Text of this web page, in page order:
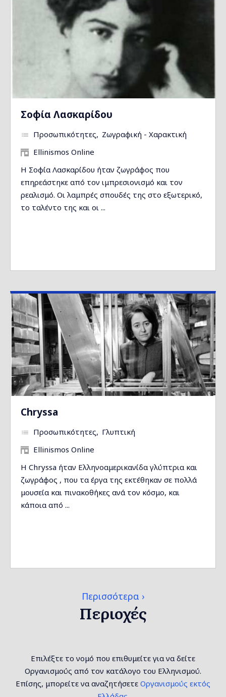
Σοφία Λασκαρίδου
Προσωπικότητες
Ζωγραφική - Χαρακτική
Ellinismos Online
Η Σοφία Λασκαρίδου ήταν ζωγράφος που
επηρεάστηκε από τον ιμπρεσιονισμό και τον
ρεαλισμό. Οι λαμπρές σπουδές της στο εξωτερικό,
το ταλέντο της και οι ...
Chryssa
Προσωπικότητες
Γλυπτική
Ellinismos Online
H Chryssa ήταν Ελληνοαμερικανίδα γλύπτρια και
ζωγράφος , που τα έργα της εκτέθηκαν σε πολλά
μουσεία και πινακοθήκες ανά τον κόσμο, και
κάποια από ...
Περισσότερα
Περιοχές
Επιλέξτε το νομό που επιθυμείτε για να δείτε
Οργανισμούς από τον κατάλογο του Ελληνισμού.
Επίσης, μπορείτε να αναζητήσετε Οργανισμούς εκτός